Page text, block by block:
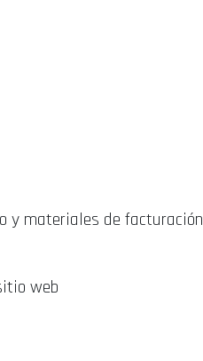
y materiales de facturación
web